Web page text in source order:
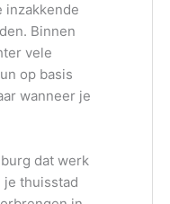
inzakkende
Binnen
vele
op basis
wanneer je
dat werk
thuisstad